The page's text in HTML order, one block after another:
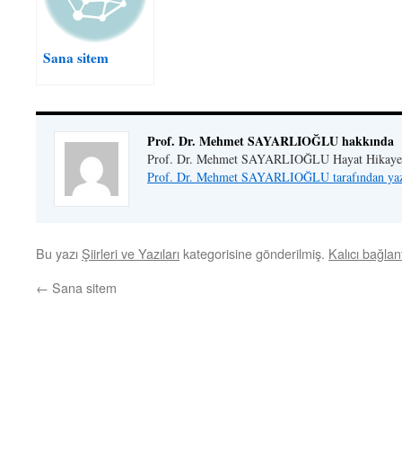
Sana sitem
Prof. Dr. Mehmet SAYARLIOĞLU hakkında
Prof. Dr. Mehmet SAYARLIOĞLU Hayat
Prof. Dr. Mehmet SAYARLIOĞLU tarafından
Bu yazı Şiirleri ve Yazıları kategorisine gönderilmiş. Kalıcı
← Sana sitem